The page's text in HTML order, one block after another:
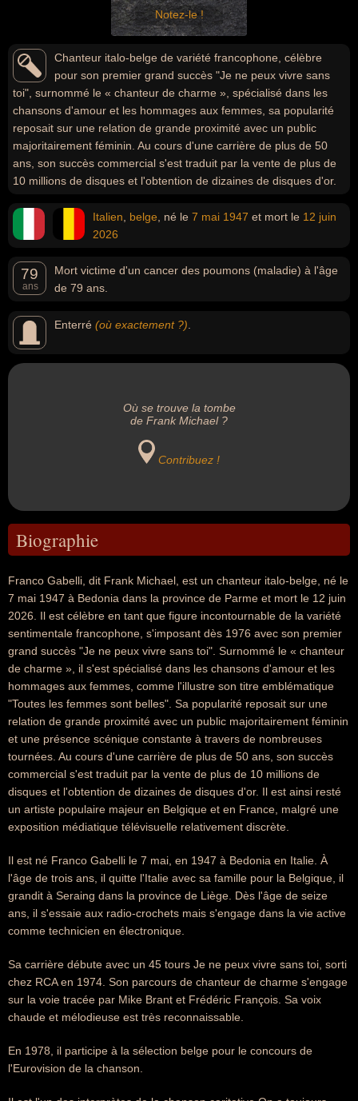
Notez-le !
Chanteur italo-belge de variété francophone, célèbre
pour son premier grand succès "Je ne peux vivre sans
toi", surnommé le « chanteur de charme », spécialisé dans les
chansons d'amour et les hommages aux femmes, sa popularité
reposait sur une relation de grande proximité avec un public
majoritairement féminin. Au cours d'une carrière de plus de 50
ans, son succès commercial s'est traduit par la vente de plus de
10 millions de disques et l'obtention de dizaines de disques d'or.
Italien belge , né le 7 mai 1947 et mort le 12 juin
2026
79
ans
Mort victime d'un cancer des poumons (maladie) à l'âge
de 79 ans.
Enterré (où exactement ?)
Où se trouve la tombe
de Frank Michael ?
Contribuez !
Biographie
Franco Gabelli, dit Frank Michael, est un chanteur italo-belge, né le
7 mai 1947 à Bedonia dans la province de Parme et mort le 12 juin
2026. Il est célèbre en tant que figure incontournable de la variété
sentimentale francophone, s'imposant dès 1976 avec son premier
grand succès "Je ne peux vivre sans toi". Surnommé le « chanteur
de charme », il s'est spécialisé dans les chansons d'amour et les
hommages aux femmes, comme l'illustre son titre emblématique
"Toutes les femmes sont belles". Sa popularité reposait sur une
relation de grande proximité avec un public majoritairement féminin
et une présence scénique constante à travers de nombreuses
tournées. Au cours d'une carrière de plus de 50 ans, son succès
commercial s'est traduit par la vente de plus de 10 millions de
disques et l'obtention de dizaines de disques d'or. Il est ainsi resté
un artiste populaire majeur en Belgique et en France, malgré une
exposition médiatique télévisuelle relativement discrète.
Il est né Franco Gabelli le 7 mai, en 1947 à Bedonia en Italie. À
l'âge de trois ans, il quitte l'Italie avec sa famille pour la Belgique, il
grandit à Seraing dans la province de Liège. Dès l'âge de seize
ans, il s'essaie aux radio-crochets mais s'engage dans la vie active
comme technicien en électronique.
Sa carrière débute avec un 45 tours Je ne peux vivre sans toi, sorti
chez RCA en 1974. Son parcours de chanteur de charme s'engage
sur la voie tracée par Mike Brant et Frédéric François. Sa voix
chaude et mélodieuse est très reconnaissable.
En 1978, il participe à la sélection belge pour le concours de
l'Eurovision de la chanson.